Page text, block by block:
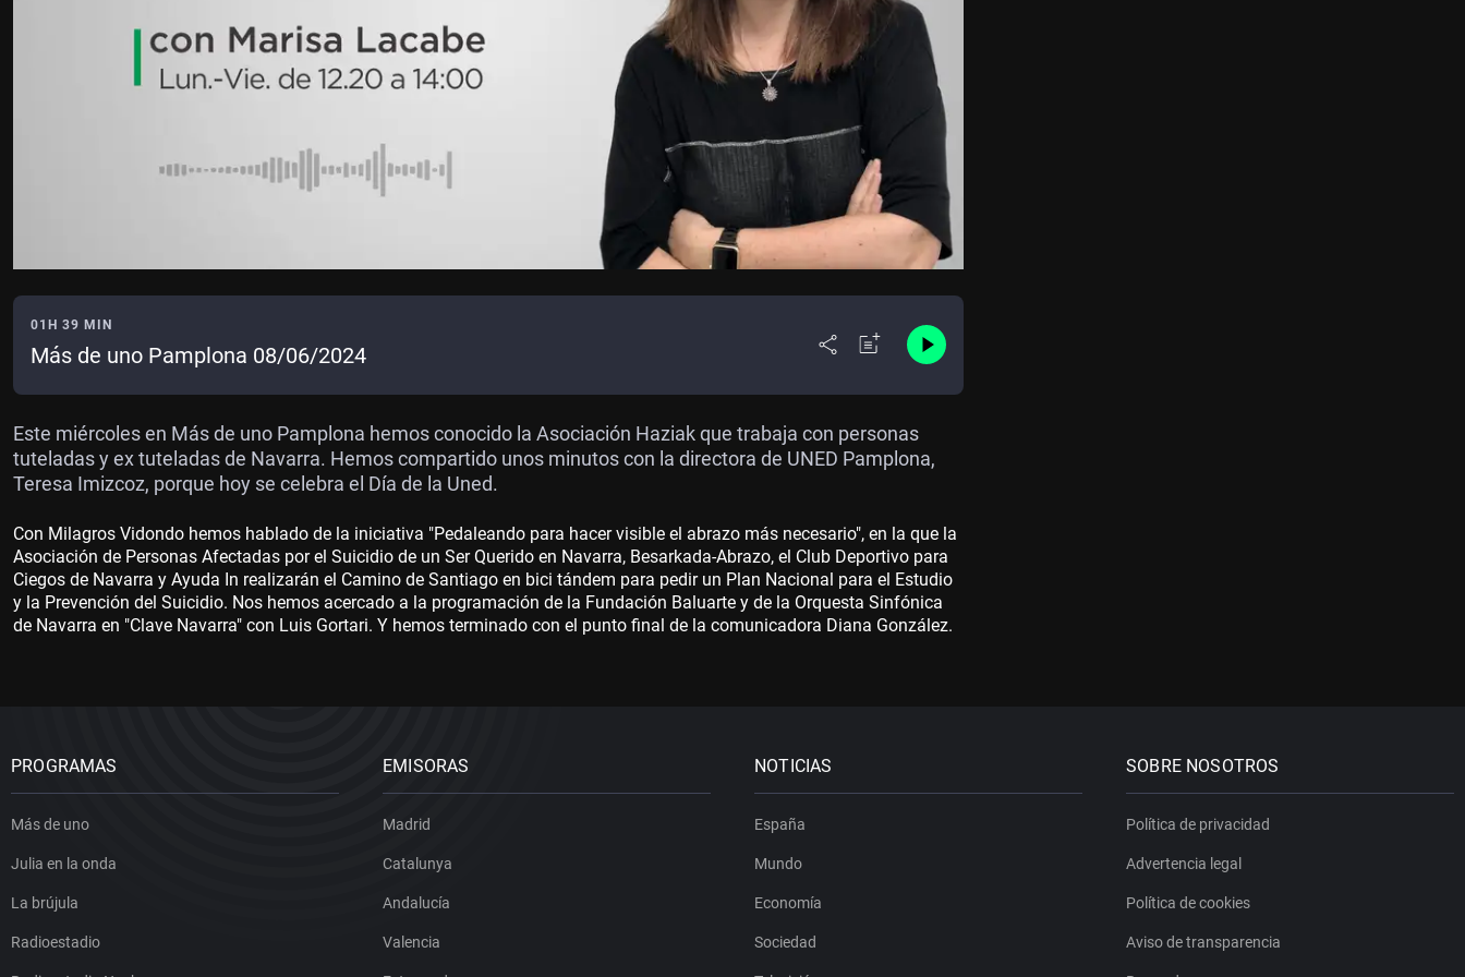
01H 39 MIN
Más de uno Pamplona 08/06/2024
Este miércoles en Más de uno Pamplona hemos conocido la Asociación Haziak que trabaja con personas
tuteladas y ex tuteladas de Navarra. Hemos compartido unos minutos con la directora de UNED Pamplona,
Teresa Imizcoz, porque hoy se celebra el Día de la Uned.
Con Milagros Vidondo hemos hablado de la iniciativa "Pedaleando para hacer visible el abrazo más necesario", en la que la
Asociación de Personas Afectadas por el Suicidio de un Ser Querido en Navarra, Besarkada-Abrazo, el Club Deportivo para
Ciegos de Navarra y Ayuda In realizarán el Camino de Santiago en bici tándem para pedir un Plan Nacional para el Estudio
y la Prevención del Suicidio. Nos hemos acercado a la programación de la Fundación Baluarte y de la Orquesta Sinfónica
de Navarra en "Clave Navarra" con Luis Gortari. Y hemos terminado con el punto final de la comunicadora Diana González.
PROGRAMAS
Más de uno
Julia en la onda
La brújula
Radioestadio
EMISORAS
Madrid
Catalunya
Andalucía
Valencia
NOTICIAS
España
Mundo
Economía
Sociedad
SOBRE NOSOTROS
Política de privacidad
Advertencia legal
Política de cookies
Aviso de transparencia